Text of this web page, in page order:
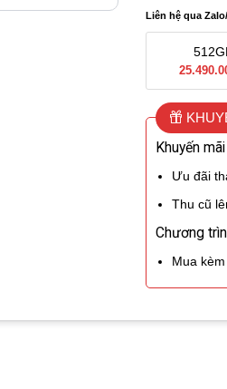
Liên hệ qua
Khuyến
Ưu đãi
Thu cũ
Chương
Mua